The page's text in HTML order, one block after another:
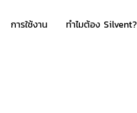
การใช้งาน ทำไมต้อง Silvent?